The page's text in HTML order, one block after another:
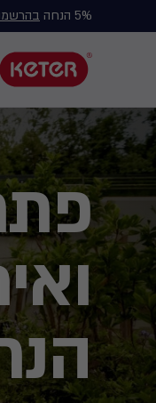
Skip
to
main
content
5% הנחה
Main
navigation